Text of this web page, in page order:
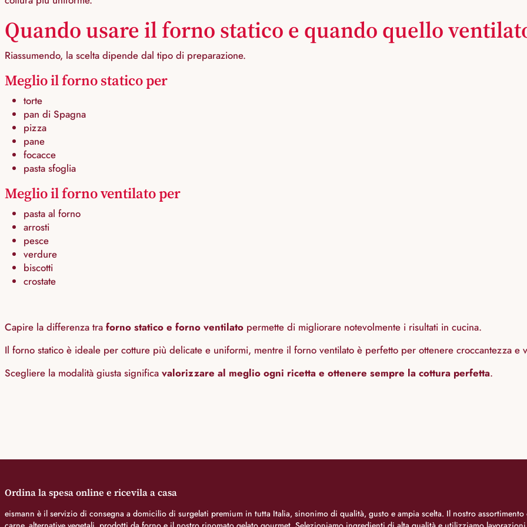
Quando usare il forno statico e quando quello
Riassumendo, la scelta dipende dal tipo di preparazione.
Meglio il forno statico per
torte
pan di Spagna
pizza
pane
focacce
pasta sfoglia
Meglio il forno ventilato per
pasta al forno
arrosti
pesce
verdure
biscotti
crostate
Capire la differenza tra forno statico e forno ventilato permette di migliorare notevolmente i risultati in cucina.
Il forno statico è ideale per cotture più delicate e uniformi, mentre il forno ventilato è perfetto per ottenere croccantezza
Scegliere la modalità giusta significa valorizzare al meglio ogni ricetta e ottenere sempre la cottura perfetta.
Ordina la spesa online e ricevila a casa
eismann è il servizio di consegna a domicilio di surgelati premium in tutta Italia, sinonimo di qualità, gusto e ampia scelta. Il nostro